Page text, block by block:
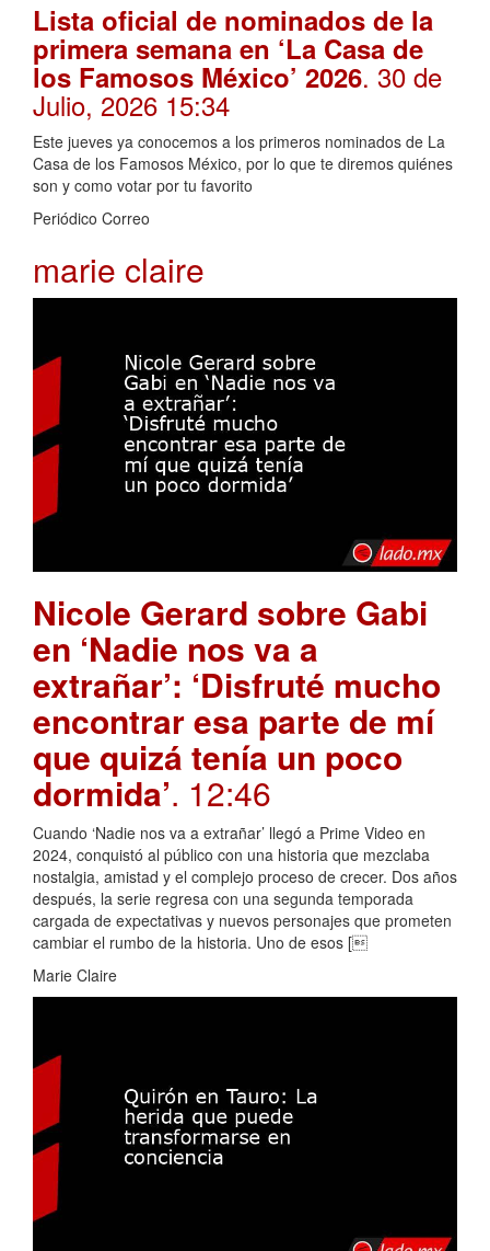
Lista oficial de nominados de la
primera semana en ‘La Casa de
los Famosos México’ 2026. 30 de
Julio, 2026 15:34
Este jueves ya conocemos a los primeros nominados de La
Casa de los Famosos México, por lo que te diremos quiénes
son y como votar por tu favorito
Periódico Correo
marie claire
Nicole Gerard sobre Gabi
en ‘Nadie nos va a
extrañar’: ‘Disfruté mucho
encontrar esa parte de mí
que quizá tenía un poco
dormida’. 12:46
Cuando ‘Nadie nos va a extrañar’ llegó a Prime Video en
2024, conquistó al público con una historia que mezclaba
nostalgia, amistad y el complejo proceso de crecer. Dos años
después, la serie regresa con una segunda temporada
cargada de expectativas y nuevos personajes que prometen
cambiar el rumbo de la historia. Uno de esos [
Marie Claire